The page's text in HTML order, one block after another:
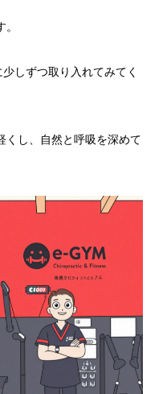
しずつ取り入れてみてく
くし、自然と呼吸を深めて